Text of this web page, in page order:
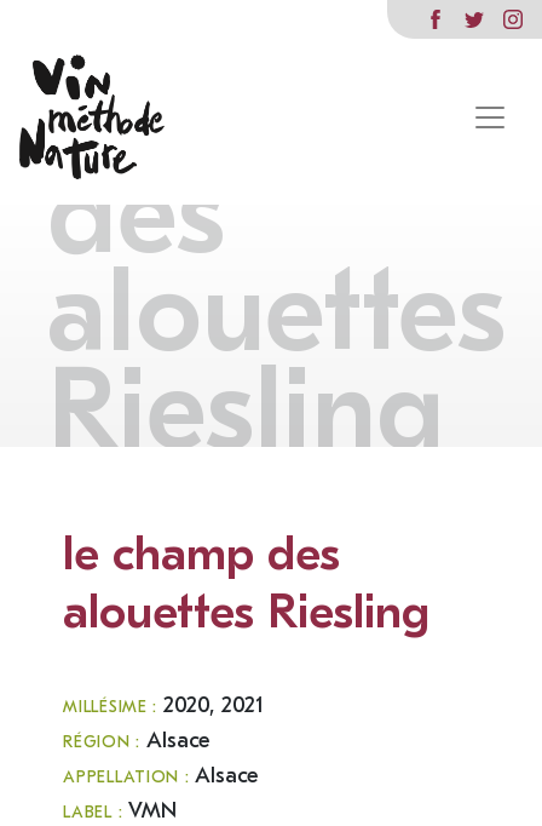
champ
des
alouettes
Riesling
le champ des
alouettes Riesling
MILLÉSIME : 2020, 2021
RÉGION : Alsace
APPELLATION :Alsace
LABEL : VMN